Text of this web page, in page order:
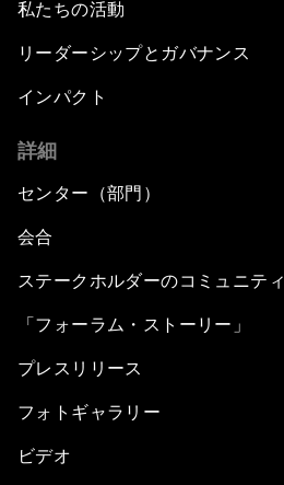
私たちの活動
リーダーシップとガバナンス
インパクト
詳細
センター（部門）
会合
ステークホルダーのコミュニティ
「フォーラム・ストーリー」
プレスリリース
フォトギャラリー
ビデオ